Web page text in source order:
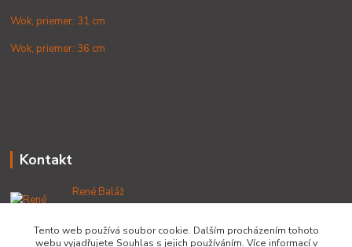
Wok, priemer: 31 cm
Wok, priemer: 36 cm
Kontakt
René Baláž
+421 902 212 007
od 8:00 - do 16:00 hod
Tento web používá soubor cookie. Dalším procházením tohoto
webu vyjadřujete Souhlas s jejich používáním. Více informací v